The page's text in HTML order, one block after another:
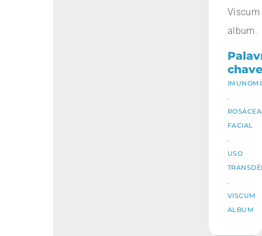
Viscum
album.
chave
.
ROSÁCEA
FACIAL
.
USO
.
VISCUM
ALBUM